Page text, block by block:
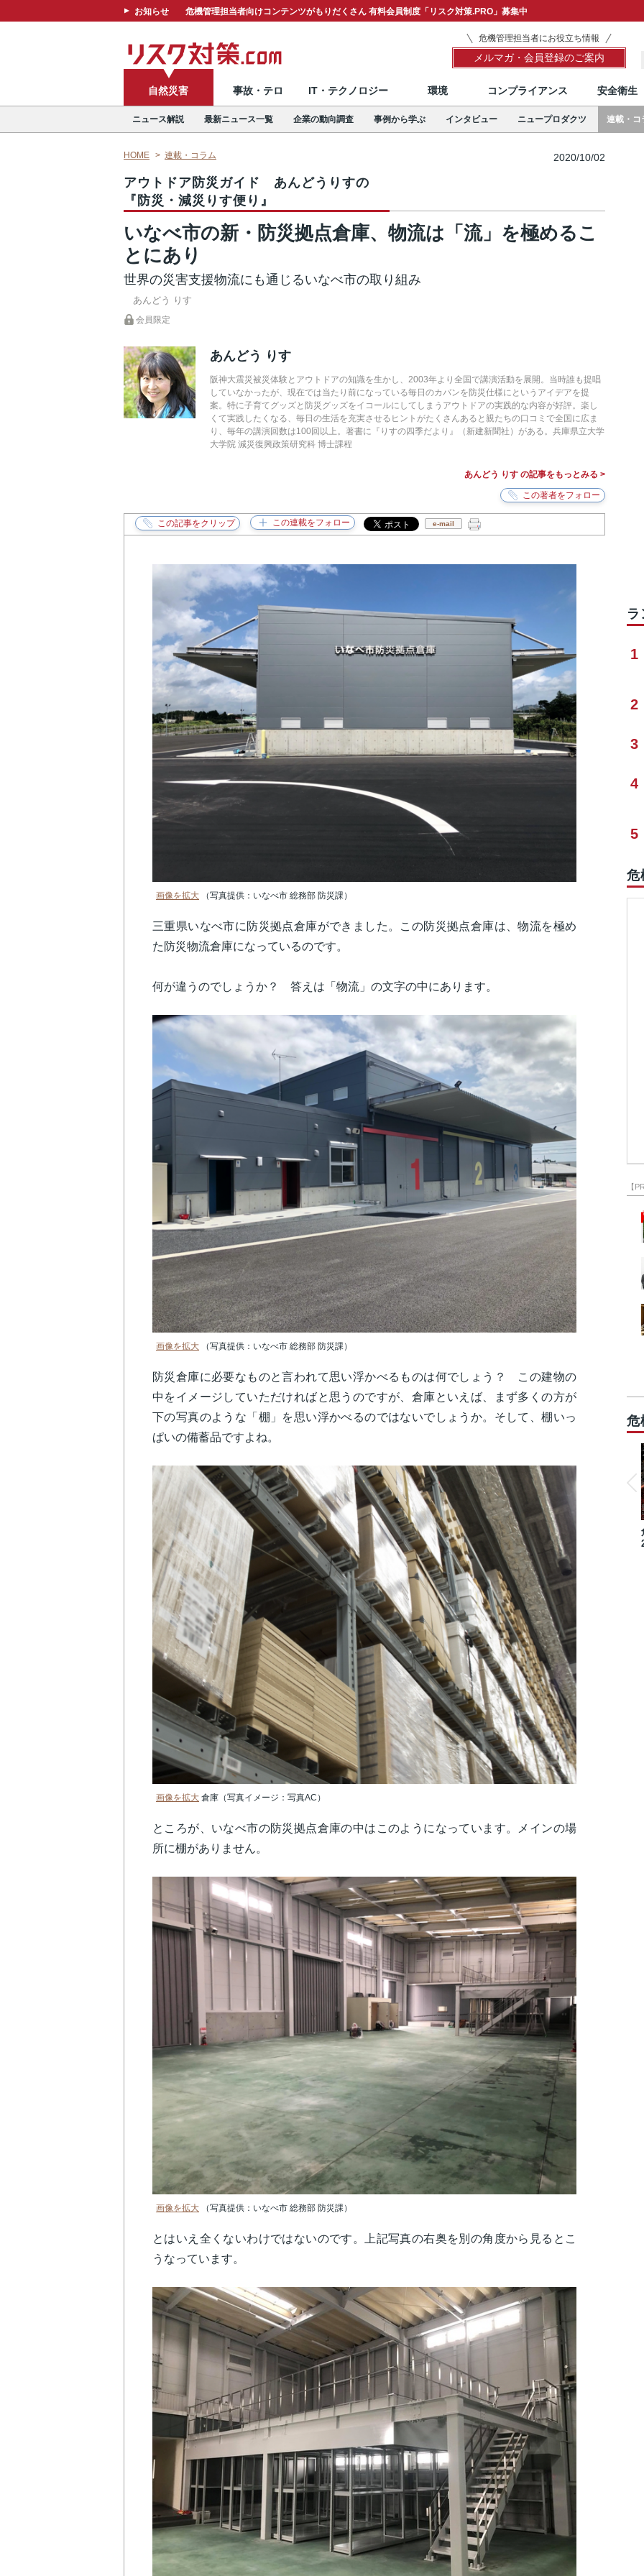
お知らせ 危機管理担当者向けコンテンツがもりだくさん 有料会員制度「リスク対策.PRO」募集中
危機管理担当者にお役立ち情報
メルマガ・会員登録のご案内
自然災害 事故・テロ IT・テクノロジー 環境 コンプライアンス 安全衛生
ニュース解説 最新ニュース一覧 企業の動向調査 事例から学ぶ インタビュー ニュープロダクツ 連載・コ
HOME 連載・コラム 2020/10/02
アウトドア防災ガイド あんどうりすの
『防災・減災りす便り』
いなべ市の新・防災拠点倉庫、物流は「流」を極めるこ
とにあり
世界の災害支援物流にも通じるいなべ市の取り組み
あんどう りす
会員限定
あんどう りす
阪神大震災被災体験とアウトドアの知識を生かし、2003年より全国で講演活動を展開。当時誰も提唱
していなかったが、現在では当たり前になっている毎日のカバンを防災仕様にというアイデアを提
案。特に子育てグッズと防災グッズをイコールにしてしまうアウトドアの実践的な内容が好評。楽し
くて実践したくなる、毎日の生活を充実させるヒントがたくさんあると親たちの口コミで全国に広ま
り、毎年の講演回数は100回以上。著書に『りすの四季だより』（新建新聞社）がある。兵庫県立大学
大学院 減災復興政策研究科 博士課程
あんどう りす の記事をもっとみる >
e-mail
画像を拡大 （写真提供：いなべ市 総務部 防災課）
三重県いなべ市に防災拠点倉庫ができました。この防災拠点倉庫は、物流を極め
た防災物流倉庫になっているのです。
何が違うのでしょうか？ 答えは「物流」の文字の中にあります。
画像を拡大 （写真提供：いなべ市 総務部 防災課）
防災倉庫に必要なものと言われて思い浮かべるものは何でしょう？ この建物の
中をイメージしていただければと思うのですが、倉庫といえば、まず多くの方が
下の写真のような「棚」を思い浮かべるのではないでしょうか。そして、棚いっ
ぱいの備蓄品ですよね。
画像を拡大 倉庫（写真イメージ：写真AC）
ところが、いなべ市の防災拠点倉庫の中はこのようになっています。メインの場
所に棚がありません。
画像を拡大 （写真提供：いなべ市 総務部 防災課）
とはいえ全くないわけではないのです。上記写真の右奥を別の角度から見るとこ
うなっています。
1
2
3
4
5
危
【
危